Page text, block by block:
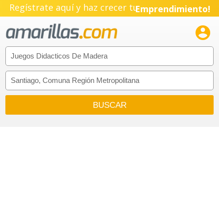
Regístrate aquí y haz crecer tuEmprendimiento!
